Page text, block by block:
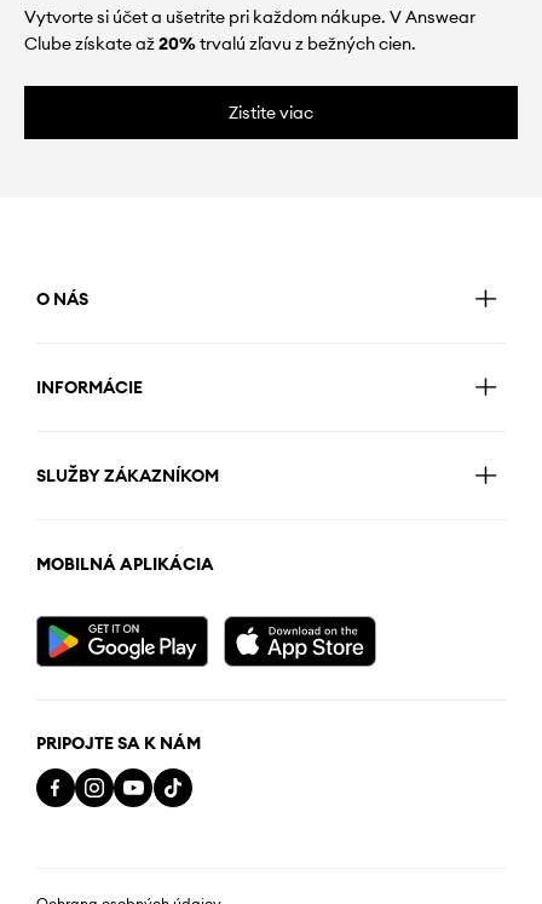
Vytvorte si účet a ušetrite pri každom nákupe. V Answear
Clube získate až20%trvalú zľavu z bežných cien.
Zistite viac
O NÁS
INFORMÁCIE
SLUŽBY ZÁKAZNÍKOM
MOBILNÁ APLIKÁCIA
PRIPOJTE SA K NÁM